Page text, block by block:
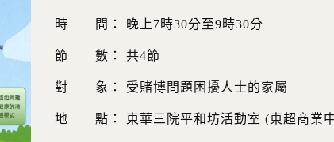
時 間： 晚上7時30分至9時30分
節 數： 共4節
對 象： 受賭博問題困擾人士的家屬
地 點： 東華三院平和坊活動室 (東超商業